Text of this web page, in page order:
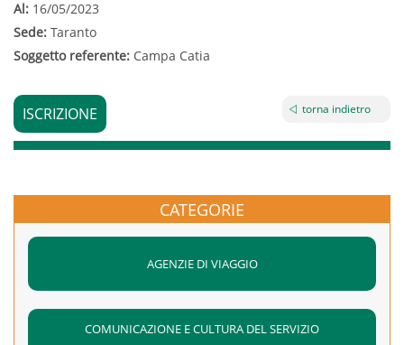
Al: 16/05/2023
Sede: Taranto
Soggetto referente: Campa Catia
ISCRIZIONE torna indietro
CATEGORIE
AGENZIE DI VIAGGIO
COMUNICAZIONE E CULTURA DEL SERVIZIO